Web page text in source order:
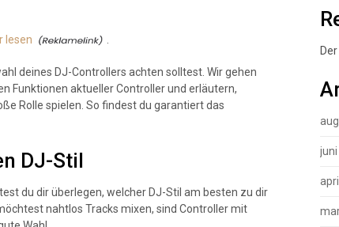
lesen
deines DJ-Controllers achten solltest. Wir gehen
Funktionen aktueller Controller und erläutern,
Rolle spielen. So findest du garantiert das
DJ-Stil
du dir überlegen, welcher DJ-Stil am besten zu dir
nahtlos Tracks mixen, sind Controller mit